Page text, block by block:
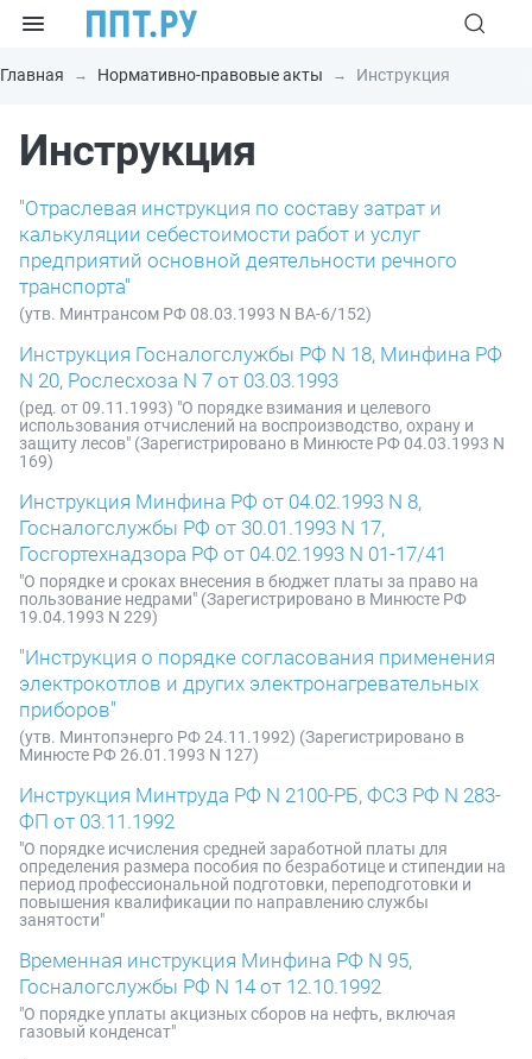
Главная Нормативно-правовые акты Инструкция
Инструкция
"Отраслевая инструкция по составу затрат и
калькуляции себестоимости работ и услуг
предприятий основной деятельности речного
транспорта"
(утв. Минтрансом РФ 08.03.1993 N ВА-6/152)
Инструкция Госналогслужбы РФ N 18, Минфина РФ
N 20, Рослесхоза N 7 от 03.03.1993
(ред. от 09.11.1993) "О порядке взимания и целевого
использования отчислений на воспроизводство, охрану и
защиту лесов" (Зарегистрировано в Минюсте РФ 04.03.1993 N
169)
Инструкция Минфина РФ от 04.02.1993 N 8,
Госналогслужбы РФ от 30.01.1993 N 17,
Госгортехнадзора РФ от 04.02.1993 N 01-17/41
"О порядке и сроках внесения в бюджет платы за право на
пользование недрами" (Зарегистрировано в Минюсте РФ
19.04.1993 N 229)
"Инструкция о порядке согласования применения
электрокотлов и других электронагревательных
приборов"
(утв. Минтопэнерго РФ 24.11.1992) (Зарегистрировано в
Минюсте РФ 26.01.1993 N 127)
Инструкция Минтруда РФ N 2100-РБ, ФСЗ РФ N 283-
ФП от 03.11.1992
"О порядке исчисления средней заработной платы для
определения размера пособия по безработице и стипендии на
период профессиональной подготовки, переподготовки и
повышения квалификации по направлению службы
занятости"
Временная инструкция Минфина РФ N 95,
Госналогслужбы РФ N 14 от 12.10.1992
"О порядке уплаты акцизных сборов на нефть, включая
газовый конденсат"